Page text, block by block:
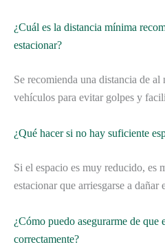
¿Cuál es la distancia mínima
estacionar?
Se recomienda una distancia de al
vehículos para evitar golpes y
¿Qué hacer si no hay suficiente
Si el espacio es muy reducido, es
estacionar que arriesgarse a
¿Cómo puedo asegurarme de que
correctamente?